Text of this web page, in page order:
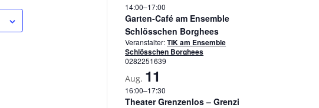
14:00–17:00
Garten-Café am Ensemble
Schlösschen Borghees
Veranstalter:TIK am Ensemble
Schlösschen Borghees
0282251639
Aug. 11
16:00–17:30
Theater Grenzenlos – Grenzi